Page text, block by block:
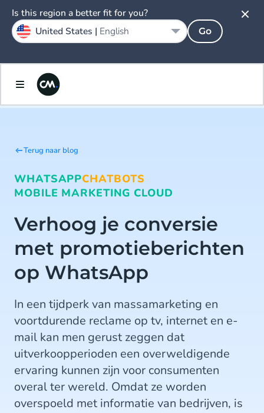
Terug naar blog
WHATSAPPCHATBOTS
MOBILE MARKETING CLOUD
Verhoog je conversie
met promotieberichten
op WhatsApp
In een tijdperk van massamarketing en
voortdurende reclame op tv, internet en e-
mail kan men gerust zeggen dat
uitverkoopperioden een overweldigende
ervaring kunnen zijn voor consumenten
overal ter wereld. Omdat ze worden
overspoeld met informatie van bedrijven, is
Is this region a better fit for you?
United States | English Go